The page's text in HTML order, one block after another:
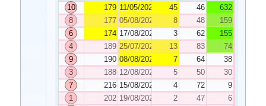
10
179 11/05/2020 45 46
632
8
177 05/08/2020 8 48
159
6
174 17/08/2020 3 62
155
4
189 25/07/2020 13 83
74
9
190 08/08/2020 7 64
38
3
188 12/08/2020 5 50
30
7
216 15/08/2020 4 72
9
1
202 19/08/2020 2 47
6